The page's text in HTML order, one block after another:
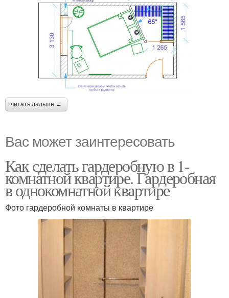
читать дальше →
Вас может заинтересовать
Как сделать гардеробную в 1-
комнатной квартире. Гардеробная
в однокомнатной квартире
Фото гардеробной комнаты в квартире